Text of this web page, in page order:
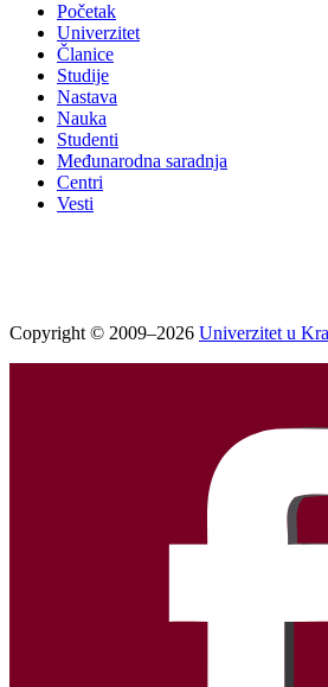
Početak
Univerzitet
Članice
Studije
Nastava
Nauka
Studenti
Međunarodna saradnja
Centri
Vesti
Copyright © 2009–2026 Univerzitet u